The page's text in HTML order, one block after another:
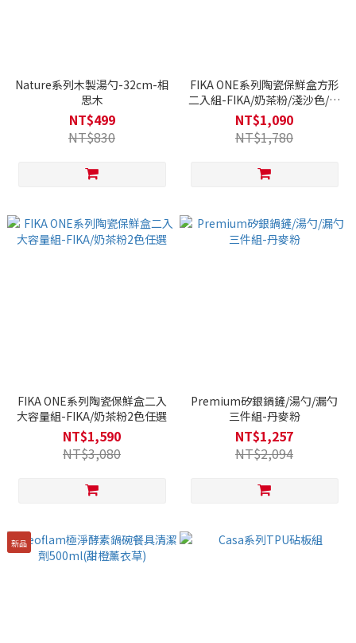
Nature系列木製湯勺-32cm-相
思木
NT$499
NT$830
FIKA ONE系列陶瓷保鮮盒方形
二入組-FIKA/奶茶粉/淺沙色/暗
夜灰(4色任選)
NT$1,090
NT$1,780
FIKA ONE系列陶瓷保鮮盒二入
大容量組-FIKA/奶茶粉2色任選
NT$1,590
NT$3,080
Premium矽銀鍋鏟/湯勺/漏勺
三件組-丹麥粉
NT$1,257
NT$2,094
新品